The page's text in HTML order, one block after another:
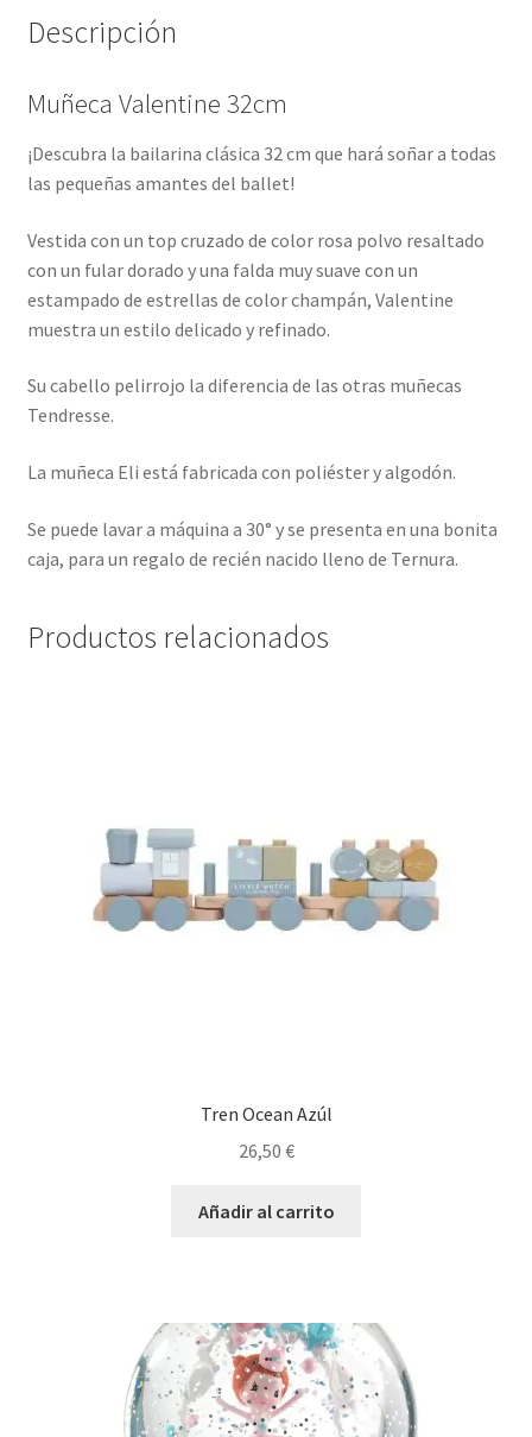
Descripción
Muñeca Valentine 32cm
¡Descubra la bailarina clásica 32 cm que hará soñar a todas
las pequeñas amantes del ballet!
Vestida con un top cruzado de color rosa polvo resaltado
con un fular dorado y una falda muy suave con un
estampado de estrellas de color champán, Valentine
muestra un estilo delicado y refinado.
Su cabello pelirrojo la diferencia de las otras muñecas
Tendresse.
La muñeca Eli está fabricada con poliéster y algodón.
Se puede lavar a máquina a 30° y se presenta en una bonita
caja, para un regalo de recién nacido lleno de Ternura.
Productos relacionados
Tren Ocean Azúl
26,50 €
Añadir al carrito